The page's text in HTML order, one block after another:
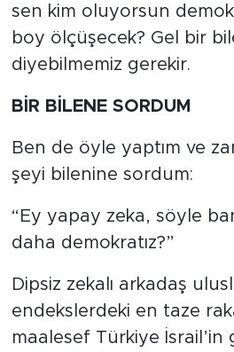
sen kim oluyorsun
boy ölçüşecek? Gel bir
diyebilmemiz gerekir.
BİR BİLENE SORDUM
Ben de öyle yaptım ve
şeyi bilenine sordum:
“Ey yapay zeka, söyle
daha demokratız?”
Dipsiz zekalı arkadaş
endekslerdeki en taze
maalesef Türkiye İsrail’in